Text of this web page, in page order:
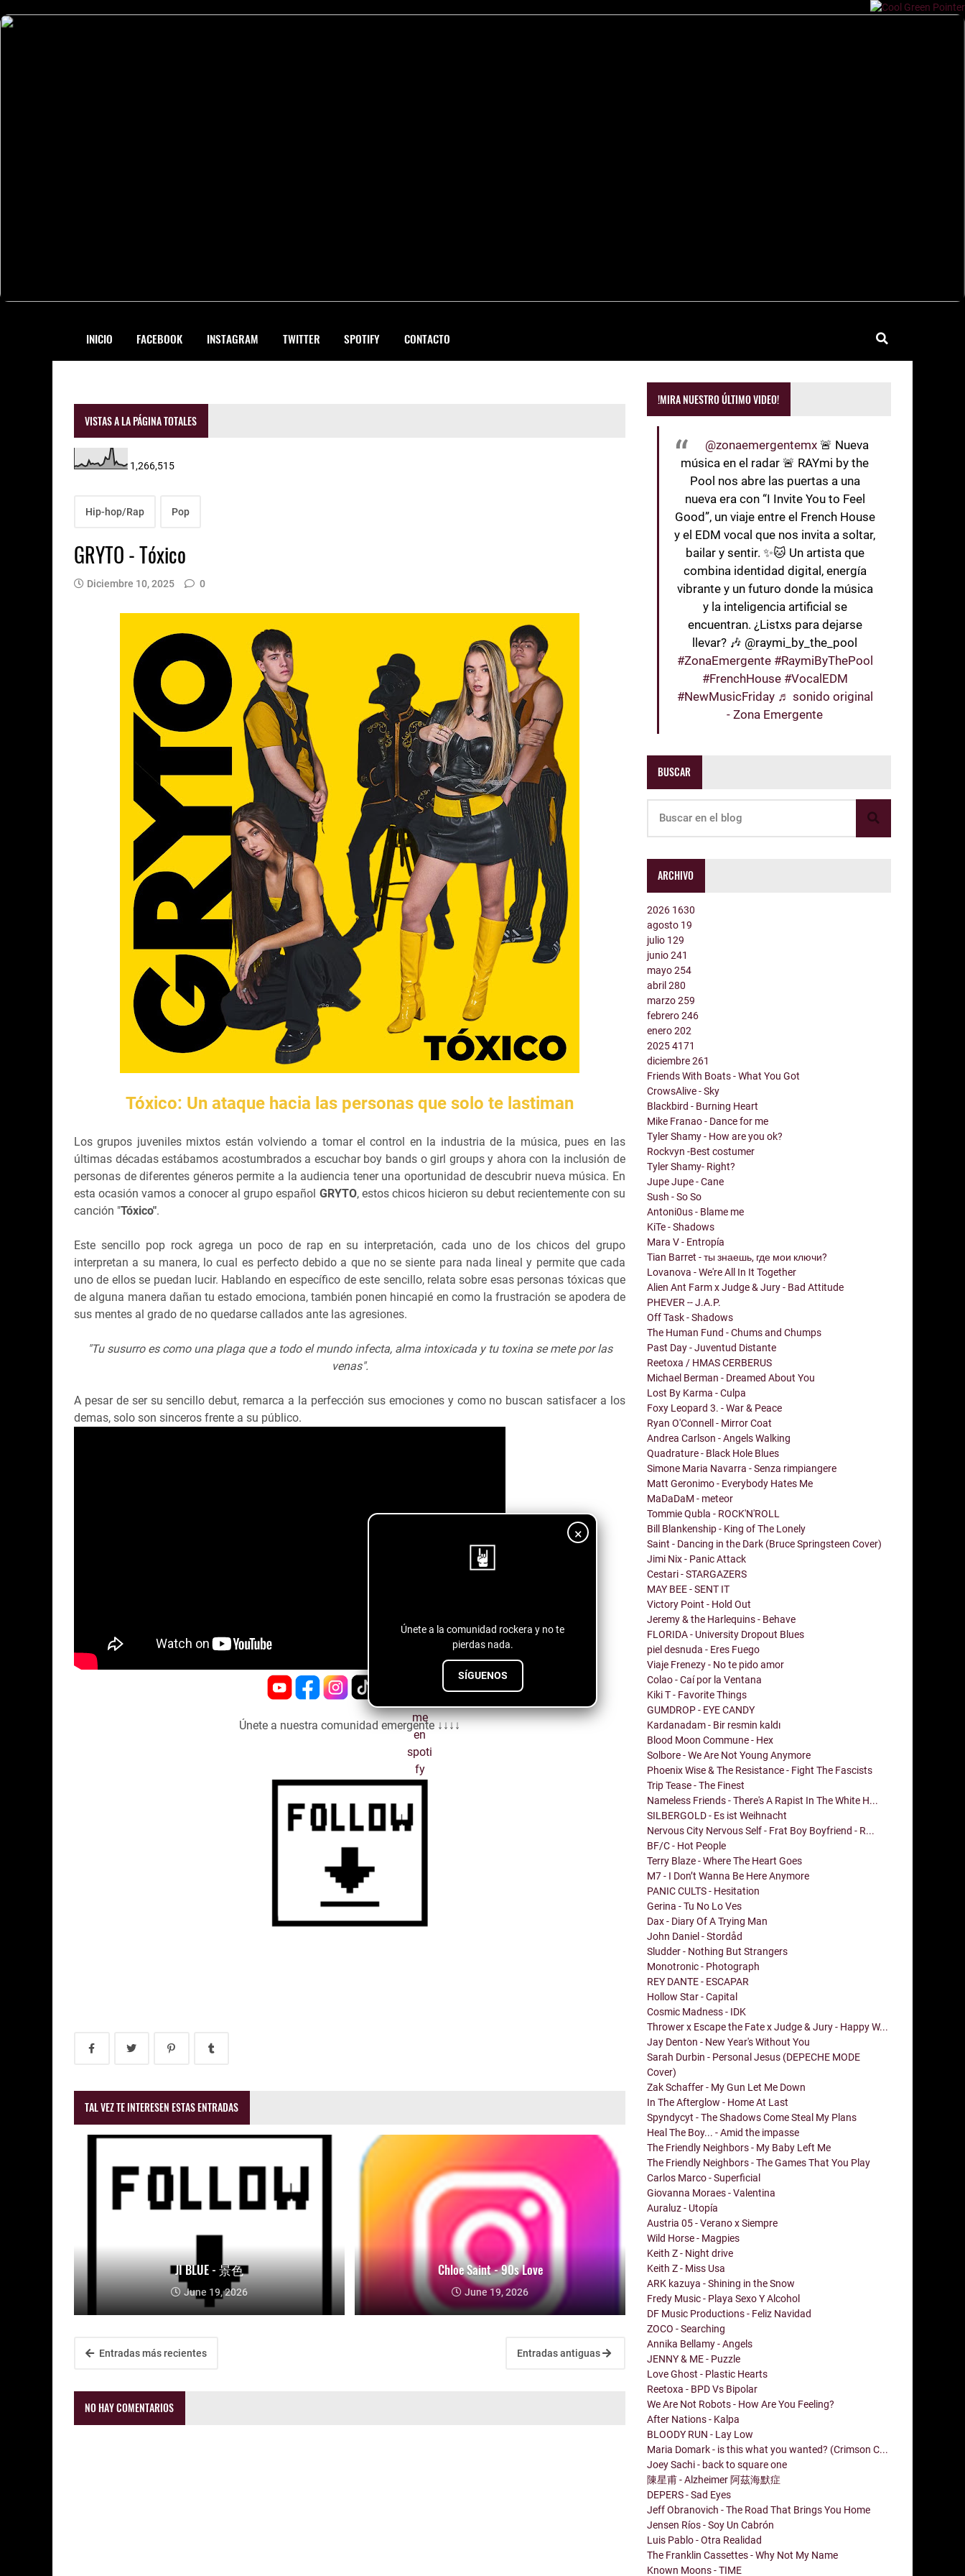
INICIO FACEBOOK INSTAGRAM TWITTER SPOTIFY CONTACTO
×
Únete a la comunidad rockera y no te
pierdas nada.
SÍGUENOS
VISTAS A LA PÁGINA TOTALES
1,266,515
Hip-hop/Rap Pop
GRYTO - Tóxico
Diciembre 10, 2025 0
Tóxico: Un ataque hacia las personas que solo te lastiman
Los grupos juveniles mixtos están volviendo a tomar el control en la industria de la música, pues en las
últimas décadas estábamos acostumbrados a escuchar boy bands o girl groups y ahora con la inclusión de
personas de diferentes géneros permite a la audiencia tener una oportunidad de descubrir nueva música. En
esta ocasión vamos a conocer al grupo español GRYTO, estos chicos hicieron su debut recientemente con su
canción "Tóxico".
Este sencillo pop rock agrega un poco de rap en su interpretación, cada uno de los chicos del grupo
interpretan a su manera, lo cual es perfecto debido a que no se siente para nada lineal y permite que cada
uno de ellos se puedan lucir. Hablando en específico de este sencillo, relata sobre esas personas tóxicas que
de alguna manera dañan tu estado emociona, también ponen hincapié en como la frustración se apodera de
sus mentes al grado de no quedarse callados ante las agresiones.
"Tu susurro es como una plaga que a todo el mundo infecta, alma intoxicada y tu toxina se mete por las
venas".
A pesar de ser su sencillo debut, remarca a la perfección sus emociones y como no buscan satisfacer a los
demas, solo son sinceros frente a su público.
Únete a nuestra comunidad emergente ↓↓↓↓
TAL VEZ TE INTERESEN ESTAS ENTRADAS
JI BLUE - 景色
June 19, 2026
Chloe Saint - 90s Love
June 19, 2026
Entradas más recientes Entradas antiguas
NO HAY COMENTARIOS
!MIRA NUESTRO ÚLTIMO VIDEO!
@zonaemergentemx 🚨 Nueva
música en el radar 🚨 RAYmi by the
Pool nos abre las puertas a una
nueva era con “I Invite You to Feel
Good”, un viaje entre el French House
y el EDM vocal que nos invita a soltar,
bailar y sentir. ✨🐱 Un artista que
combina identidad digital, energía
vibrante y un futuro donde la música
y la inteligencia artificial se
encuentran. ¿Listxs para dejarse
llevar? 🎶 @raymi_by_the_pool
#ZonaEmergente #RaymiByThePool
#FrenchHouse #VocalEDM
#NewMusicFriday ♬ sonido original
- Zona Emergente
BUSCAR
ARCHIVO
2026 1630
agosto 19
julio 129
junio241
mayo254
abril280
marzo259
febrero246
enero202
20254171
diciembre261
Friends With Boats - What You Got
CrowsAlive - Sky
Blackbird - Burning Heart
Mike Franao - Dance for me
Tyler Shamy - How are you ok?
Rockvyn -Best costumer
Tyler Shamy- Right?
Jupe Jupe - Cane
Sush - So So
Antoni0us - Blame me
KiTe - Shadows
Mara V - Entropía
Tian Barret - ты знаешь, где мои ключи?
Lovanova - We're All In It Together
Alien Ant Farm x Judge & Jury - Bad Attitude
PHEVER -- J.A.P.
Off Task - Shadows
The Human Fund - Chums and Chumps
Past Day - Juventud Distante
Reetoxa / HMAS CERBERUS
Michael Berman - Dreamed About You
Lost By Karma - Culpa
Foxy Leopard 3. - War & Peace
Ryan O'Connell - Mirror Coat
Andrea Carlson - Angels Walking
Quadrature - Black Hole Blues
Simone Maria Navarra - Senza rimpiangere
Matt Geronimo - Everybody Hates Me
MaDaDaM - meteor
Tommie Qubla - ROCK'N'ROLL
Bill Blankenship - King of The Lonely
Saint - Dancing in the Dark (Bruce Springsteen Cover)
Jimi Nix - Panic Attack
Cestari - STARGAZERS
MAY BEE - SENT IT
Victory Point - Hold Out
Jeremy & the Harlequins - Behave
FLORIDA - University Dropout Blues
piel desnuda - Eres Fuego
Viaje Frenezy - No te pido amor
Colao - Caí por la Ventana
Kiki T - Favorite Things
GUMDROP - EYE CANDY
Kardanadam - Bir resmin kaldı
Blood Moon Commune - Hex
Solbore - We Are Not Young Anymore
Phoenix Wise & The Resistance - Fight The Fascists
Trip Tease - The Finest
Nameless Friends - There's A Rapist In The White H...
SILBERGOLD - Es ist Weihnacht
Nervous City Nervous Self - Frat Boy Boyfriend - R...
BF/C - Hot People
Terry Blaze - Where The Heart Goes
M7 - I Don’t Wanna Be Here Anymore
PANIC CULTS - Hesitation
Gerina - Tu No Lo Ves
Dax - Diary Of A Trying Man
John Daniel - Stordåd
Sludder - Nothing But Strangers
Monotronic - Photograph
REY DANTE - ESCAPAR
Hollow Star - Capital
Cosmic Madness - IDK
Thrower x Escape the Fate x Judge & Jury - Happy W...
Jay Denton - New Year's Without You
Sarah Durbin - Personal Jesus (DEPECHE MODE
Cover)
Zak Schaffer - My Gun Let Me Down
In The Afterglow - Home At Last
Spyndycyt - The Shadows Come Steal My Plans
Heal The Boy... - Amid the impasse
The Friendly Neighbors - My Baby Left Me
The Friendly Neighbors - The Games That You Play
Carlos Marco - Superficial
Giovanna Moraes - Valentina
Auraluz - Utopía
Austria 05 - Verano x Siempre
Wild Horse - Magpies
Keith Z - Night drive
Keith Z - Miss Usa
ARK kazuya - Shining in the Snow
Fredy Music - Playa Sexo Y Alcohol
DF Music Productions - Feliz Navidad
ZOCO - Searching
Annika Bellamy - Angels
JENNY & ME - Puzzle
Love Ghost - Plastic Hearts
Reetoxa - BPD Vs Bipolar
We Are Not Robots - How Are You Feeling?
After Nations - Kalpa
BLOODY RUN - Lay Low
Maria Domark - is this what you wanted? (Crimson C...
Joey Sachi - back to square one
陳星甫 - Alzheimer 阿茲海默症
DEPERS - Sad Eyes
Jeff Obranovich - The Road That Brings You Home
Jensen Ríos - Soy Un Cabrón
Luis Pablo - Otra Realidad
The Franklin Cassettes - Why Not My Name
Known Moons - TIME